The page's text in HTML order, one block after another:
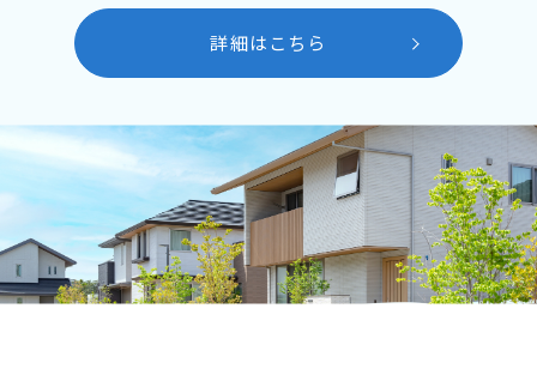
詳細はこちら